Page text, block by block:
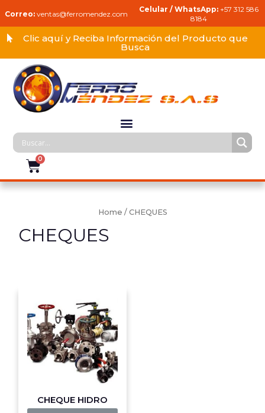
Correo: ventas@ferromendez.com
Celular / WhatsApp: +57 312 586
8184
Clic aquí y Reciba Información del Producto que
Busca
Home / CHEQUES
CHEQUES
CHEQUE HIDRO